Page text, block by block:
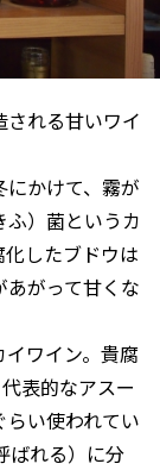
れる甘いワイ
にかけて、霧が
）菌というカ
したブドウは
がって甘くな
ワイン。貴腐
表的なアスー
い使われてい
ばれる）に分